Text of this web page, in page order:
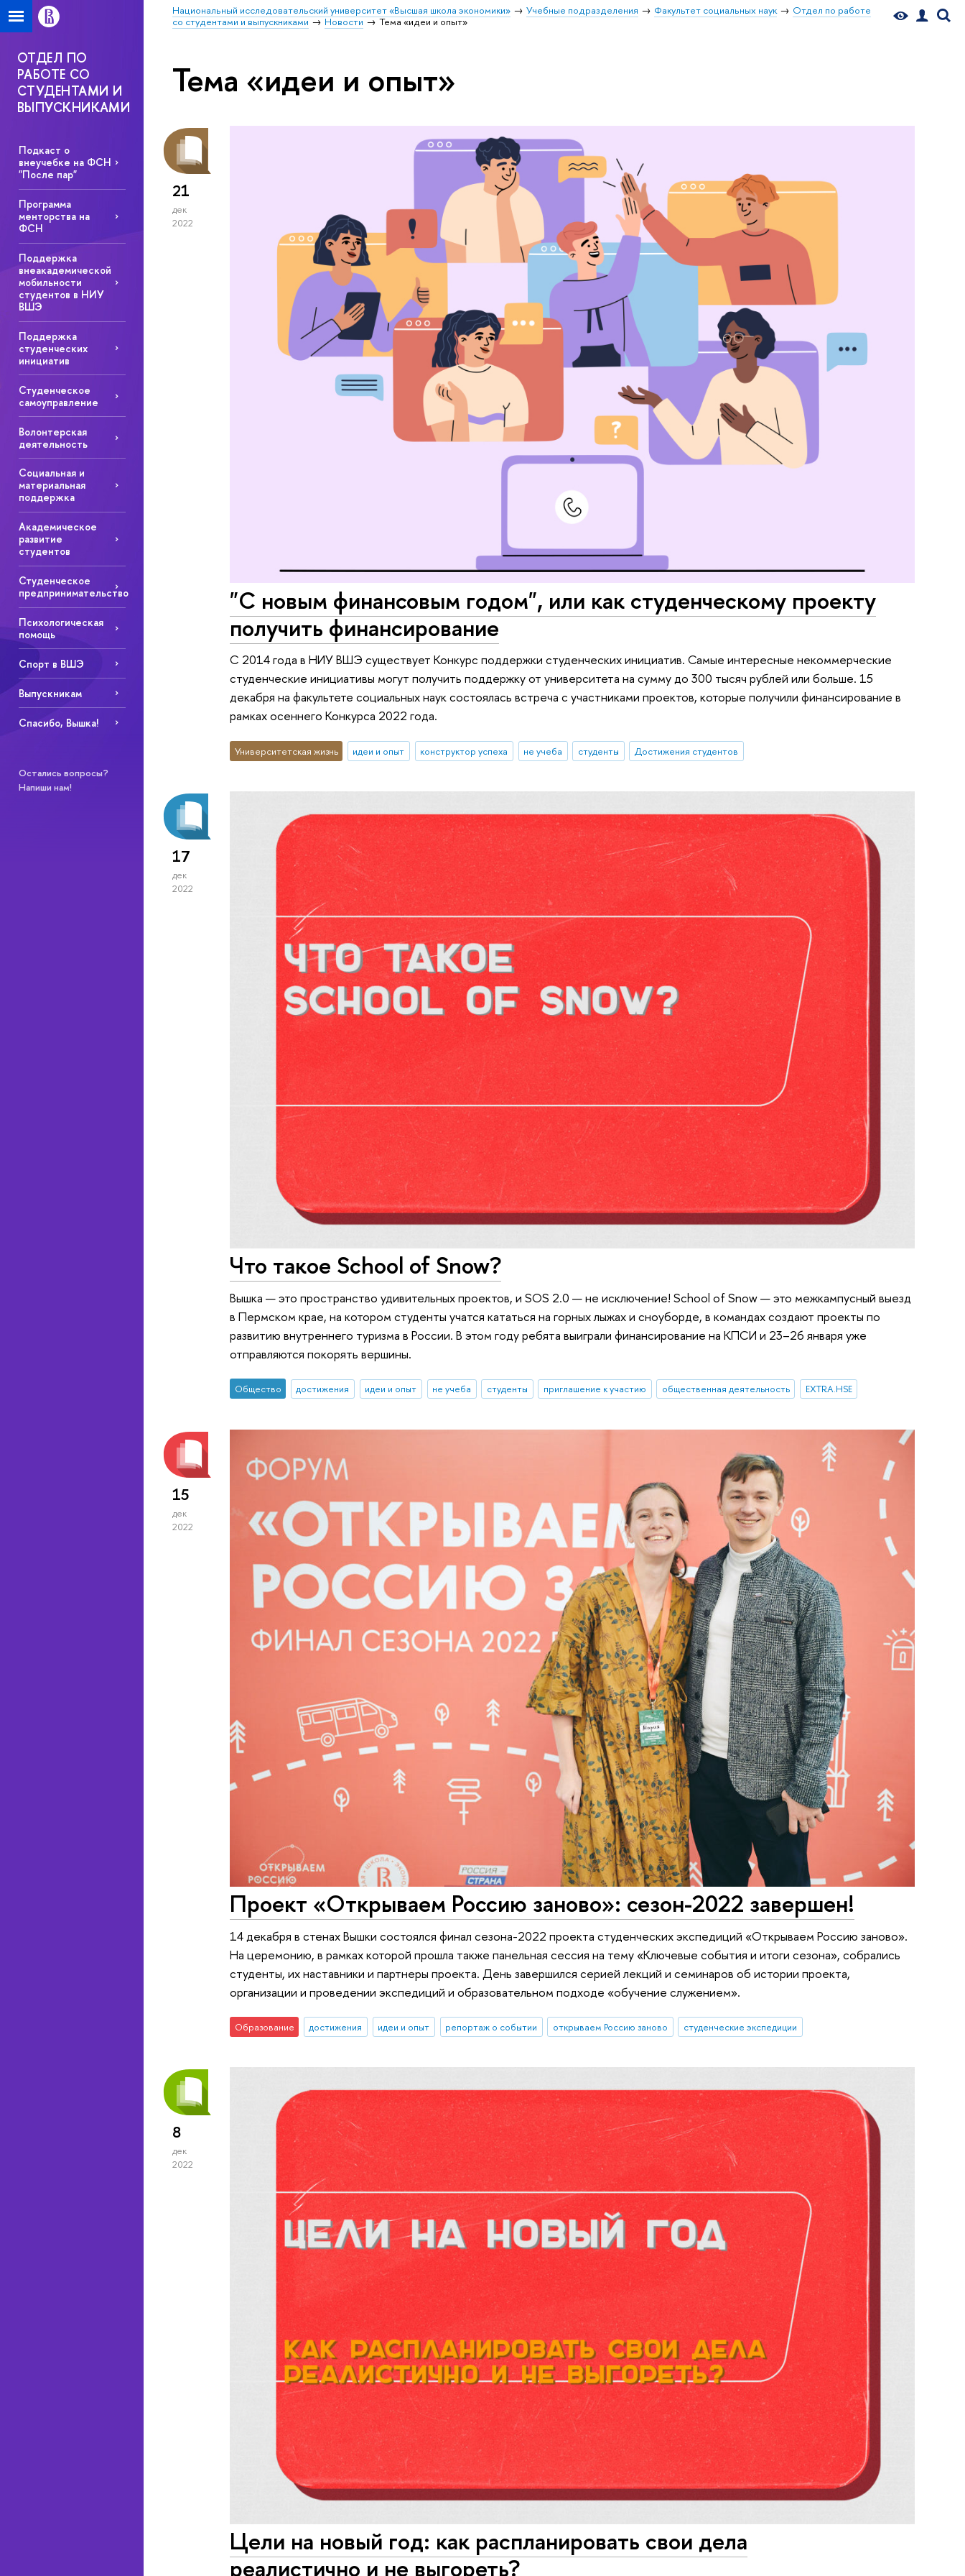
Национальный исследовательский университет «Высшая школа экономики» Учебные подразделения Факультет социальных наук
Отдел по работе
со студентами и выпускниками
Новости Тема «идеи и опыт»
ОТДЕЛ ПО
РАБОТЕ СО
СТУДЕНТАМИ И
ВЫПУСКНИКАМИ
Подкаст о
внеучебке на ФСН
"После пар"
Программа
менторства на
ФСН
Поддержка
внеакадемической
мобильности
студентов в НИУ
ВШЭ
Поддержка
студенческих
инициатив
Студенческое
самоуправление
Волонтерская
деятельность
Социальная и
материальная
поддержка
Академическое
развитие
студентов
Студенческое
предпринимательство
Психологическая
помощь
Спорт в ВШЭ
Выпускникам
Спасибо, Вышка!
Остались вопросы?
Напиши нам!
Тема «идеи и опыт»
21
дек
2022
"С новым финансовым годом", или как студенческому проекту
получить финансирование
С 2014 года в НИУ ВШЭ существует Конкурс поддержки студенческих инициатив. Самые интересные некоммерческие
студенческие инициативы могут получить поддержку от университета на сумму до 300 тысяч рублей или больше. 15
декабря на факультете социальных наук состоялась встреча с участниками проектов, которые получили финансирование в
рамках осеннего Конкурса 2022 года.
Университетская жизнь идеи и опыт конструктор успеха не учеба студенты Достижения студентов
17
дек
2022
Что такое School of Snow?
Вышка — это пространство удивительных проектов, и SOS 2.0 — не исключение! School of Snow — это межкампусный выезд
в Пермском крае, на котором студенты учатся кататься на горных лыжах и сноуборде, в командах создают проекты по
развитию внутреннего туризма в России. В этом году ребята выиграли финансирование на КПСИ и 23–26 января уже
отправляются покорять вершины.
Общество достижения идеи и опыт не учеба студенты приглашение к участию общественная деятельность EXTRA.HSE
15
дек
2022
Проект «Открываем Россию заново»: сезон-2022 завершен!
14 декабря в стенах Вышки состоялся финал сезона-2022 проекта студенческих экспедиций «Открываем Россию заново».
На церемонию, в рамках которой прошла также панельная сессия на тему «Ключевые события и итоги сезона», собрались
студенты, их наставники и партнеры проекта. День завершился серией лекций и семинаров об истории проекта,
организации и проведении экспедиций и образовательном подходе «обучение служением».
Образование достижения идеи и опыт репортаж о событии открываем Россию заново студенческие экспедиции
8
дек
2022
Цели на новый год: как распланировать свои дела
реалистично и не выгореть?